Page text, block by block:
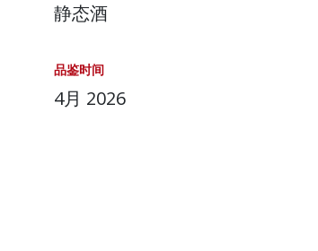
静态酒
品鉴时间
4月 2026